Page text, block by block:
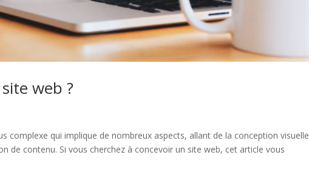
web ?
complexe qui implique de nombreux aspects, allant de la conception visuelle
de contenu. Si vous cherchez à concevoir un site web, cet article vous